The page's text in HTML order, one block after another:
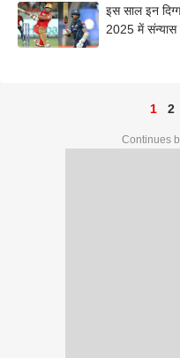
इस साल इन
2025 में संन्यास
1 2
Continues